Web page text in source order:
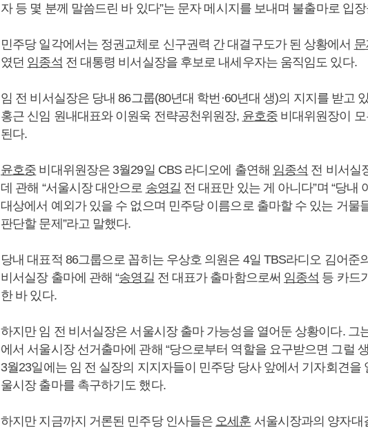
자 등 몇 분께 말씀드린 바 있다”는 문자 메시지를 보내며 불출마로 입
민주당 일각에서는 정권교체로 신구권력 간 대결구도가 된 상황에서
였던 임종석 전 대통령 비서실장을 후보로 내세우자는 움직임도 있다.
임 전 비서실장은 당내 86그룹(80년대 학번·60년대 생)의 지지를 받고
홍근 신임 원내대표와 이원욱 전략공천위원장, 윤호중비대위원장이
된다.
윤호중 비대위원장은 3월29일 CBS 라디오에 출연해 임종석 전 비서실
데 관해 “서울시장 대안으로 송영길 전 대표만 있는 게 아니다”며 “당내
대상에서 예외가 있을 수 없으며 민주당 이름으로 출마할 수 있는 거물
판단할 문제”라고 말했다.
당내 대표적 86그룹으로 꼽히는 우상호 의원은 4일 TBS라디오 김어준
비서실장 출마에 관해 “송영길 전 대표가 출마함으로써 임종석 등 카드
한 바 있다.
하지만 임 전 비서실장은 서울시장 출마 가능성을 열어둔 상황이다. 그
에서 서울시장 선거출마에 관해 “당으로부터 역할을 요구받으면 그럴
3월23일에는 임 전 실장의 지지자들이 민주당 당사 앞에서 기자회견을
울시장 출마를 촉구하기도 했다.
하지만 지금까지 거론된 민주당 인사들은 오세훈 서울시장과의 양자대